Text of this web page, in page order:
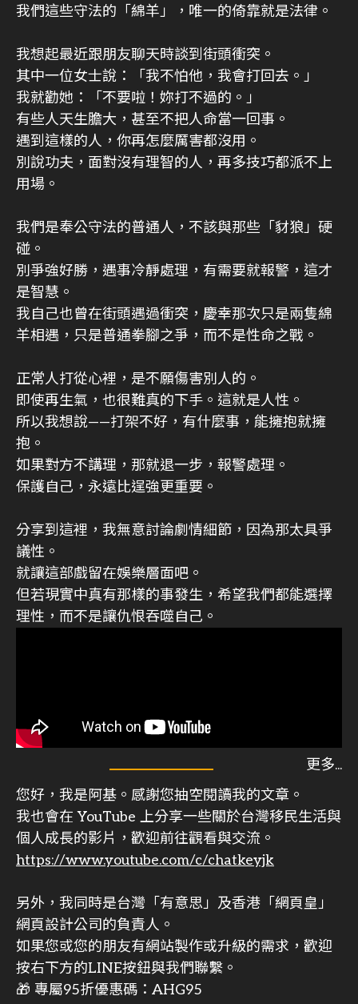
我們這些守法的「綿羊」，唯一的倚靠就是法律。
我想起最近跟朋友聊天時談到街頭衝突。
其中一位女士說：「我不怕他，我會打回去。」
我就勸她：「不要啦！妳打不過的。」
有些人天生膽大，甚至不把人命當一回事。
遇到這樣的人，你再怎麼厲害都沒用。
別說功夫，面對沒有理智的人，再多技巧都派不上
用場。
我們是奉公守法的普通人，不該與那些「豺狼」硬
碰。
別爭強好勝，遇事冷靜處理，有需要就報警，這才
是智慧。
我自己也曾在街頭遇過衝突，慶幸那次只是兩隻綿
羊相遇，只是普通拳腳之爭，而不是性命之戰。
正常人打從心裡，是不願傷害別人的。
即使再生氣，也很難真的下手。這就是人性。
所以我想說——打架不好，有什麼事，能擁抱就擁
抱。
如果對方不講理，那就退一步，報警處理。
保護自己，永遠比逞強更重要。
分享到這裡，我無意討論劇情細節，因為那太具爭
議性。
就讓這部戲留在娛樂層面吧。
但若現實中真有那樣的事發生，希望我們都能選擇
理性，而不是讓仇恨吞噬自己。
您好，我是阿基。感謝您抽空閱讀我的文章。
我也會在 YouTube 上分享一些關於台灣移民生活與
個人成長的影片，歡迎前往觀看與交流。
https://www.youtube.com/c/chatkeyjk
另外，我同時是台灣「有意思」及香港「網頁皇」
網頁設計公司的負責人。
如果您或您的朋友有網站製作或升級的需求，歡迎
按右下方的LINE按鈕與我們聯繫。
🎁 專屬95折優惠碼：AHG95